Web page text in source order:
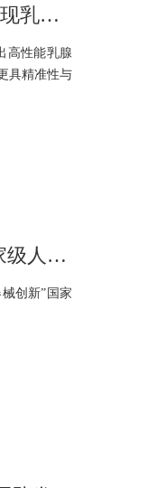
AUC达0.983！世和MERCURY技术实现乳腺癌无创早筛新突破，临床潜力巨大
高性能乳腺
具精准性与
聚焦癌症早筛 | 世和基因牵头承担国家级人工智能揭榜挂帅任务
创新”国家